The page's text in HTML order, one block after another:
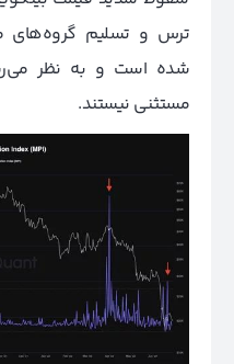
ترس و تسلیم گروه‌های
شده است و به نظر
مستثنی نیستند.